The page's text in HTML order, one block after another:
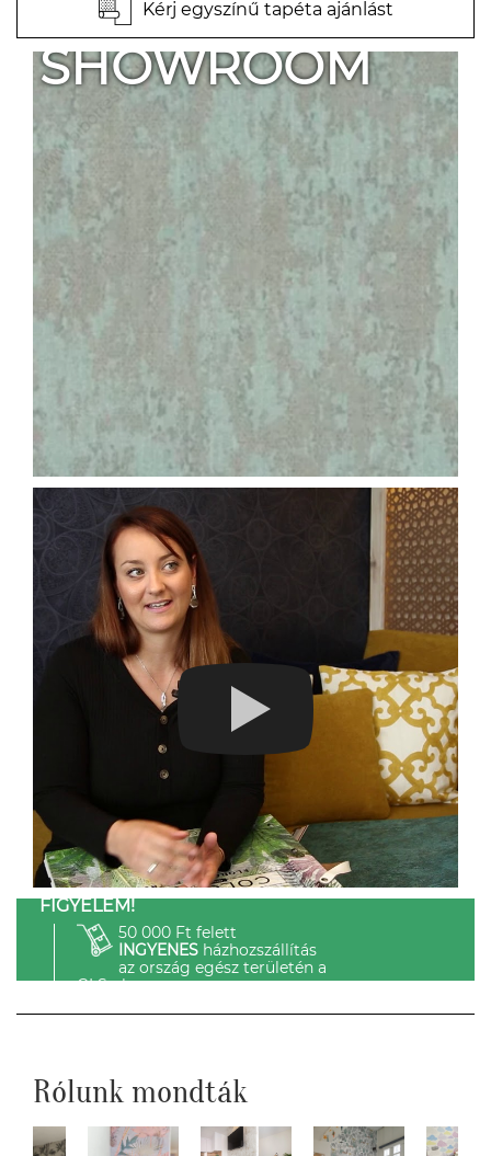
Kérj egyszínű tapéta ajánlást
SHOWROOM
FIGYELEM!
50 000 Ft felett
INGYENESházhozszállítás
az ország egész területén a
GLS-el.
Rólunk mondták